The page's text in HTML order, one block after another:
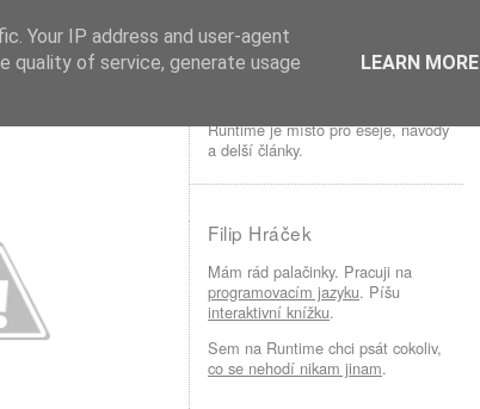
Runtime je místo pro eseje, návody
a delší články.
Filip Hráček
Mám rád palačinky. Pracuji na
programovacím jazyku. Píšu
interaktivní knížku.
Sem na Runtime chci psát cokoliv,
co se nehodí nikam jinam.
Your IP address and user-agent
quality of service, generate usage
LEARN MORE